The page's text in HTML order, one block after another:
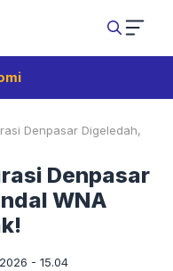
Denpasar Digeledah,
Denpasar
WNA
- 15.04